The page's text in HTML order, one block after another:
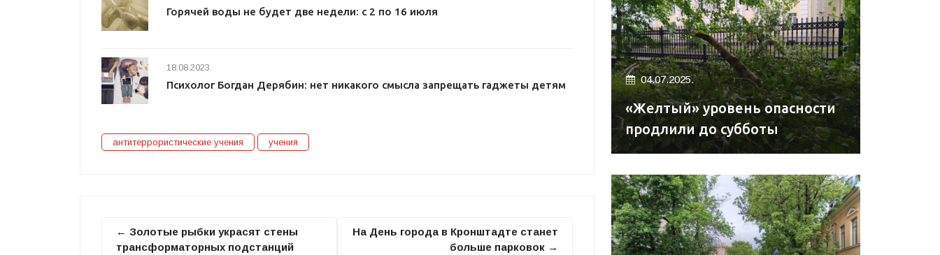
Горячей воды не будет две недели: с 2 по 16 июля
18.08.2023.
Психолог Богдан Дерябин: нет никакого смысла запрещать гаджеты детям
антитеррористические учения учения
← Золотые рыбки украсят стены
трансформаторных подстанций
На День города в Кронштадте станет
больше парковок →
04.07.2025.
«Желтый» уровень опасности
продлили до субботы